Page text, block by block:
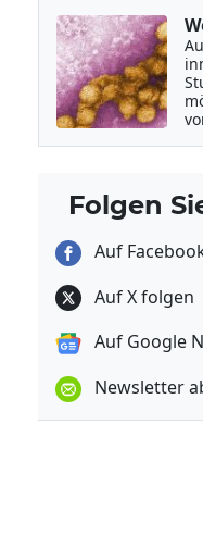
Folgen
Auf
Auf X folgen
Auf Google
Newsletter